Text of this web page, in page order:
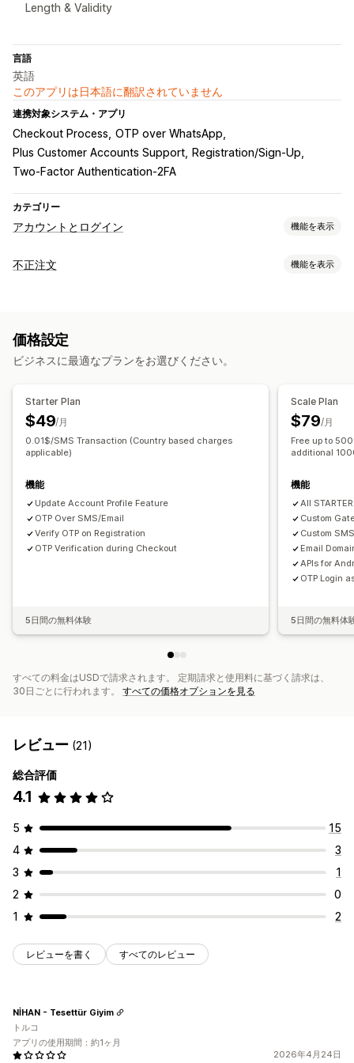
Length & Validity
言語
英語
このアプリは日本語に翻訳されていません
連携対象システム・アプリ
Checkout Process OTP over WhatsApp
Plus Customer Accounts Support
Registration/Sign-Up
Two-Factor Authentication-2FA
カテゴリー
アカウントとログイン 機能を表示
お客様ログイン
プロフィール
アクセス制御
シークレットリンク
不正注文 機能を表示
ギフトカードの悪用
ジオロケーションリダイレクト
ワンタイムパスワード (OTP)
スパムブロック
アラートと分析
カスタムアラート 不正注文通知
メール通知
SMS通知
価格設定
ビジネスに最適なプランをお選びください。
Starter Plan
$49/月
0.01$/SMS Transaction (Country based charges
applicable)
機能
Update Account Profile Feature
OTP Over SMS/Email
Verify OTP on Registration
OTP Verification during Checkout
5日間の無料体験
Scale Plan
$79/月
Free up to
additional
機能
All
Custom
Custom
Email
APIs for
OTP Login
5日間の無料体
すべての料金はUSDで請求されます。 定期請求と使用料に基づく請求は、
30日ごとに行われます。 すべての価格オプションを見る
レビュー (21)
総合評価
4.1
5
15
4
3
3
1
2
0
1
2
レビューを書く すべてのレビュー
2026年4月24日
NİHAN - Tesettür Giyim
トルコ
アプリの使用期間：約1ヶ月